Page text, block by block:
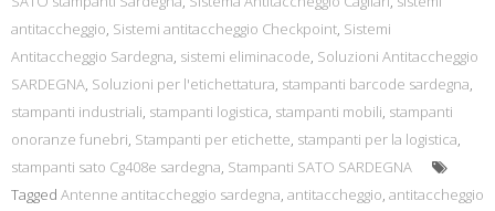
antitaccheggio, Sistemi antitaccheggio Checkpoint, Sistemi
Antitaccheggio Sardegna, sistemi eliminacode, Soluzioni Antitaccheggio
SARDEGNA, Soluzioni per l'etichettatura, stampanti barcode sardegna,
stampanti industriali, stampanti logistica, stampanti mobili, stampanti
onoranze funebri, Stampanti per etichette, stampanti per la logistica,
stampanti sato Cg408e sardegna, Stampanti SATO SARDEGNA
Tagged Antenne antitaccheggio sardegna, antitaccheggio, antitaccheggio